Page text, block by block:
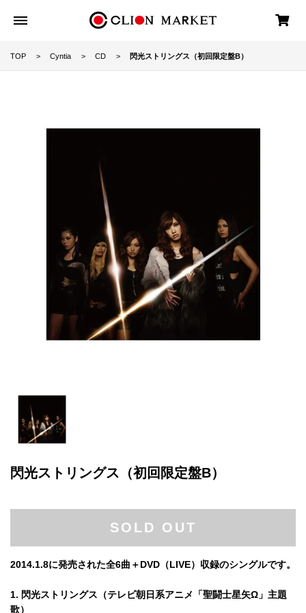
TOP Cyntia CD 閃光ストリングス（初回限定盤B）
閃光ストリングス（初回限定盤B）
SOLD OUT
2014.1.8に発売された全6曲＋DVD（LIVE）収録のシングルです。
1. 閃光ストリングス（テレビ朝日系アニメ「聖闘士星矢Ω」主題
歌）